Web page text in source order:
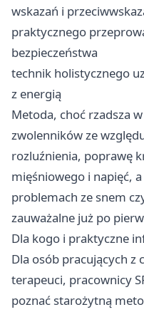
wskazań i
praktycznego
bezpieczeństwa
technik holistycznego
z energią
Metoda, choć rzadsza
zwolenników ze
rozluźnienia, poprawę
mięśniowego i napięć,
problemach ze snem
zauważalne już po
Dla kogo i praktyczne
Dla osób pracujących z
terapeuci, pracownicy
poznać starożytną